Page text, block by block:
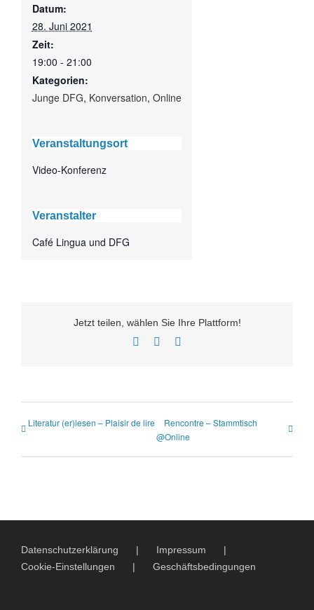
Datum:
28. Juni 2021
Zeit:
19:00 - 21:00
Kategorien:
Junge DFG, Konversation, Online
Veranstaltungsort
Video-Konferenz
Veranstalter
Café Lingua und DFG
Jetzt teilen, wählen Sie Ihre Plattform!
Facebook
Twitter
Literatur (er)lesen – Plaisir de lire
Rencontre – Stammtisch
@Online
Datenschutzerklärung
Impressum
Cookie-Einstellungen
Geschäftsbedingungen